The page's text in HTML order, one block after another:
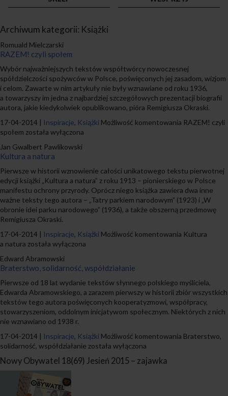
Archiwum kategorii: Książki
Romuald Mielczarski
RAZEM! czyli społem
Wybór najważniejszych tekstów współtwórcy nowoczesnej
spółdzielczości spożywców w Polsce, poświęconych jej zasadom, wizjom
i celom. Zawarte w nim artykuły nie były wznawiane od roku 1936,
a towarzyszy im jedna z najbardziej szczegółowych prezentacji biografii
autora, jakie kiedykolwiek opublikowano, pióra Remigiusza Okraski.
17-04-2014 | Inspiracje, Książki Możliwość komentowania RAZEM! czyli
społem została wyłączona
Jan Gwalbert Pawlikowski
Kultura a natura
Pierwsze w historii wznowienie całości unikatowego tekstu pierwotnej
edycji książki „Kultura a natura” z roku 1913 – pionierskiego w Polsce
manifestu ochrony przyrody. Oprócz niego książka zawiera dwa inne
ważne teksty tego autora – „Tatry parkiem narodowym” (1923) i „W
obronie idei parku narodowego” (1936), a także obszerną przedmowę
Remigiusza Okraski.
17-04-2014 | Inspiracje, Książki Możliwość komentowania Kultura
a natura została wyłączona
Edward Abramowski
Braterstwo, solidarność, współdziałanie
Pierwsze od 18 lat wydanie tekstów słynnego polskiego myśliciela,
Edwarda Abramowskiego, a zarazem pierwszy w historii zbiór wszystkich
tekstów tego autora poświęconych kooperatyzmowi, współpracy,
stowarzyszeniom, oddolnym inicjatywom społecznym. Niektórych z nich
nie wznawiano od 1938 r.
17-04-2014 | Inspiracje, Książki Możliwość komentowania Braterstwo,
solidarność, współdziałanie została wyłączona
Nowy Obywatel 18(69) Jesień 2015 – zajawka